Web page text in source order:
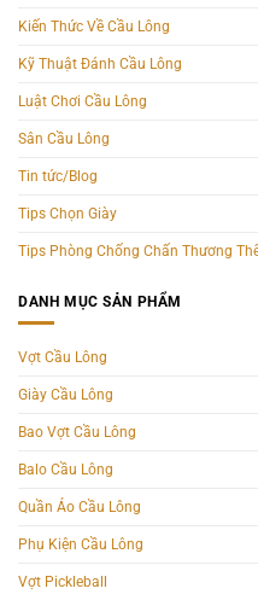
Kiến Thức Về Cầu Lông
Kỹ Thuật Đánh Cầu Lông
Luật Chơi Cầu Lông
Sân Cầu Lông
Tin tức/Blog
Tips Chọn Giày
Tips Phòng Chống Chấn Thương
DANH MỤC SẢN PHẨM
Vợt Cầu Lông
Giày Cầu Lông
Bao Vợt Cầu Lông
Balo Cầu Lông
Quần Áo Cầu Lông
Phụ Kiện Cầu Lông
Vợt Pickleball